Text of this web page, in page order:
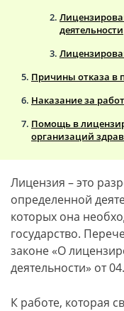
деятельности
Причины отказа в
Наказание за
Помощь в
организаций
Лицензия – это
определенной
которых она
государство.
законе «О
деятельности» от
К работе, которая